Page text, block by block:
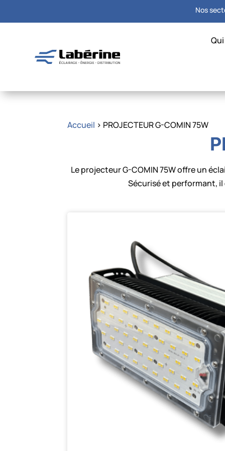
Nos
Accueil > PROJECTEUR G-COMIN 75W
Le projecteur G-COMIN 75W offre un
Sécurisé et performant,